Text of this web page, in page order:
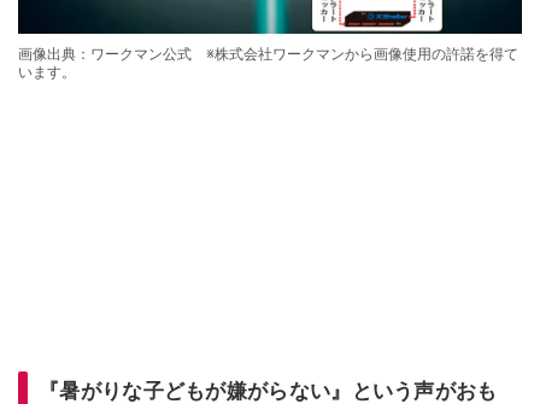
画像出典：ワークマン公式 ※株式会社ワークマンから画像使用の許諾を得て
います。
『暑がりな子どもが嫌がらない』という声がおも